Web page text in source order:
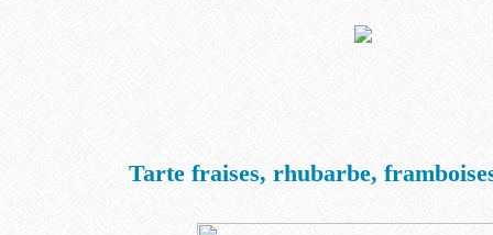
Tarte fraises, rhubarbe,